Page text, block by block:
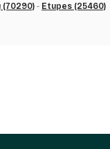
(70290) - Etupes (25460)